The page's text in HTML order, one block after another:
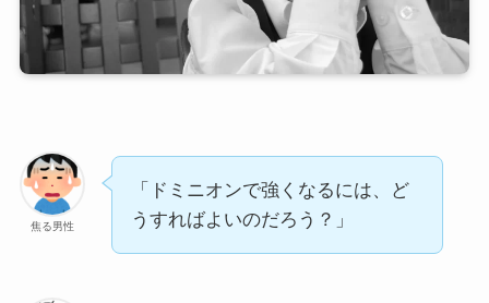
焦る男性
「ドミニオンで強くなるには、ど
うすればよいのだろう？」